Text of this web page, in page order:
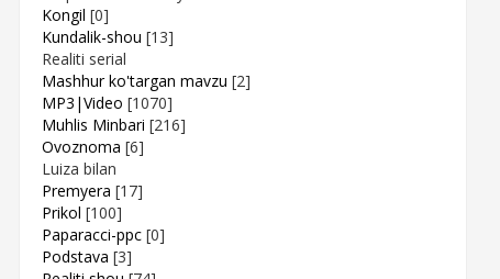
Kongil [0]
Kundalik-shou [13]
Realiti serial
Mashhur ko'targan mavzu [2]
MP3|Video [1070]
Muhlis Minbari [216]
Ovoznoma [6]
Luiza bilan
Premyera [17]
Prikol [100]
Paparacci-ppc [0]
Podstava [3]